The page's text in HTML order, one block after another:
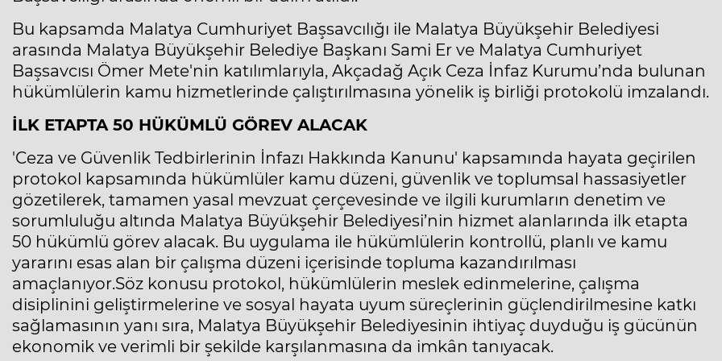
Bu kapsamda Malatya Cumhuriyet Başsavcılığı ile Malatya Büyükşehir Belediyesi
arasında Malatya Büyükşehir Belediye Başkanı Sami Er ve Malatya Cumhuriyet
Başsavcısı Ömer Mete'nin katılımlarıyla, Akçadağ Açık Ceza İnfaz Kurumu’nda bulunan
hükümlülerin kamu hizmetlerinde çalıştırılmasına yönelik iş birliği protokolü imzalandı.
İLK ETAPTA 50 HÜKÜMLÜ GÖREV ALACAK
'Ceza ve Güvenlik Tedbirlerinin İnfazı Hakkında Kanunu' kapsamında hayata geçirilen
protokol kapsamında hükümlüler kamu düzeni, güvenlik ve toplumsal hassasiyetler
gözetilerek, tamamen yasal mevzuat çerçevesinde ve ilgili kurumların denetim ve
sorumluluğu altında Malatya Büyükşehir Belediyesi’nin hizmet alanlarında ilk etapta
50 hükümlü görev alacak. Bu uygulama ile hükümlülerin kontrollü, planlı ve kamu
yararını esas alan bir çalışma düzeni içerisinde topluma kazandırılması
amaçlanıyor.Söz konusu protokol, hükümlülerin meslek edinmelerine, çalışma
disiplinini geliştirmelerine ve sosyal hayata uyum süreçlerinin güçlendirilmesine katkı
sağlamasının yanı sıra, Malatya Büyükşehir Belediyesinin ihtiyaç duyduğu iş gücünün
ekonomik ve verimli bir şekilde karşılanmasına da imkân tanıyacak.